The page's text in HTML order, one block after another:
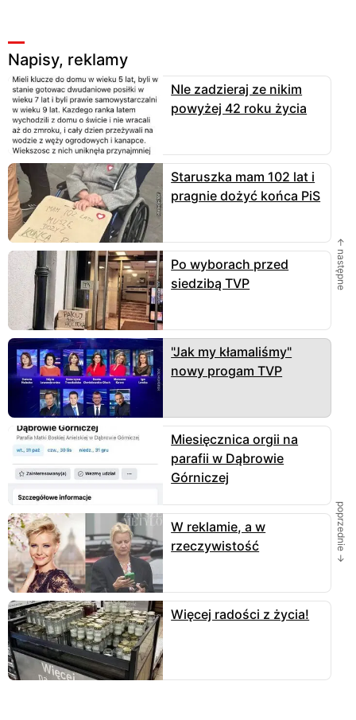
Napisy, reklamy
NIe zadzieraj ze nikim
powyżej 42 roku życia
Staruszka mam 102 lat i
pragnie dożyć końca PiS
Po wyborach przed
siedzibą TVP
"Jak my kłamaliśmy"
nowy progam TVP
Miesięcznica orgii na
parafii w Dąbrowie
Górniczej
W reklamie, a w
rzeczywistość
Więcej radości z życia!
← następne
poprzednie →